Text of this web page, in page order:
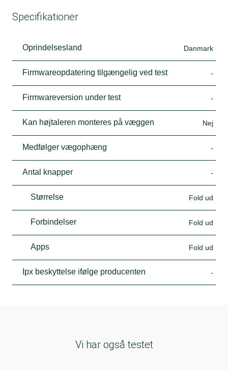
Specifikationer
Oprindelsesland Danmark
Firmwareopdatering tilgængelig ved test -
Firmwareversion under test -
Kan højtaleren monteres på væggen Nej
Medfølger vægophæng -
Antal knapper -
Størrelse Fold ud
Forbindelser Fold ud
Apps Fold ud
Ipx beskyttelse ifølge producenten -
Vi har også testet